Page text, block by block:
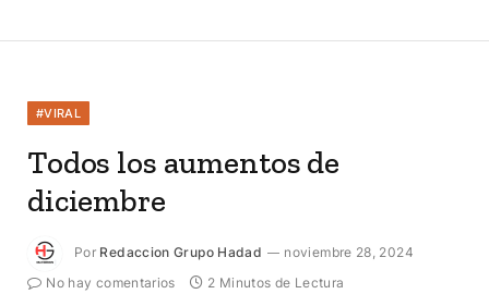
#VIRAL
Todos los aumentos de
diciembre
Por Redaccion Grupo Hadad
noviembre 28, 2024
No hay comentarios
2 Minutos de Lectura